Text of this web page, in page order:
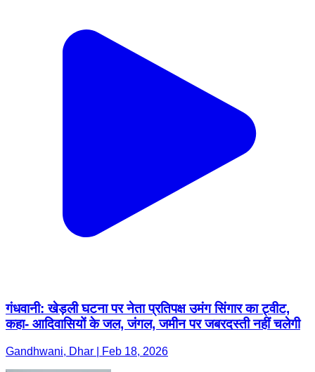
गंधवानी: खेड़ली घटना पर नेता प्रतिपक्ष उमंग सिंगार का ट्वीट,
कहा- आदिवासियों के जल, जंगल, जमीन पर जबरदस्ती नहीं चलेगी
Gandhwani, Dhar | Feb 18, 2026